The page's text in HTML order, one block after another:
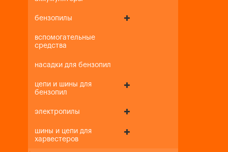
бензопилы
вспомогательные
средства
насадки для бензопил
цепи и шины для
бензопил
электропилы
шины и цепи для
харвестеров